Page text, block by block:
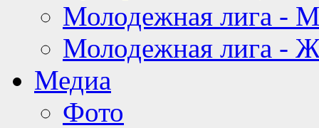
Молодежная лига -
Молодежная лига -
Медиа
Фото